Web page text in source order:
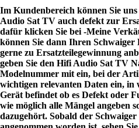
Im Kundenbereich können Sie
Audio Sat TV auch defekt zur
dafür klicken Sie bei -Meine
können Sie dann Ihren
gerne zu Ersatzteilegewinnung
geben Sie den Hifi Audio Sat TV
Modelnummer mit ein, bei der
wichtigen relevanten Daten ein, in
Gerät befindet ob es Defekt oder
wie möglich alle Mängel angeben
dazugehört. Sobald der